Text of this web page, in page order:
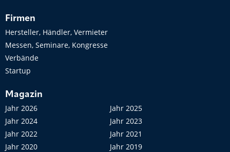
Firmen
Hersteller, Händler, Vermieter
Messen, Seminare, Kongresse
Verbände
Startup
Magazin
Jahr 2026
Jahr 2025
Jahr 2024
Jahr 2023
Jahr 2022
Jahr 2021
Jahr 2020
Jahr 2019